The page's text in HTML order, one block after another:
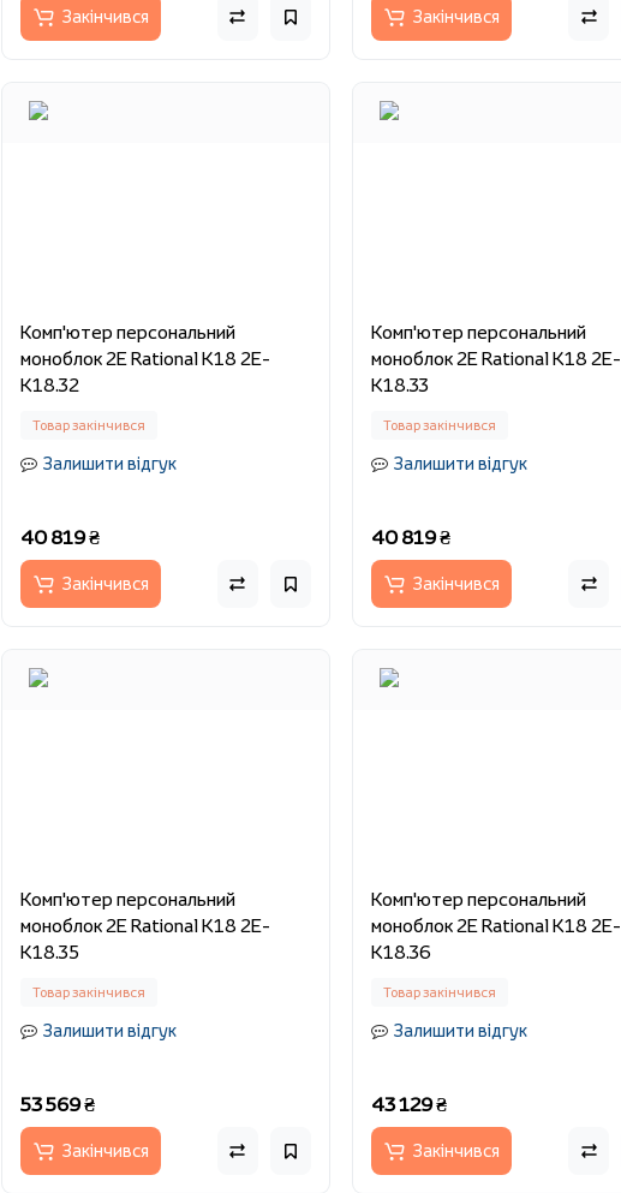
Закінчився Закінчився
Комп'ютер персональний
моноблок 2E Rational K18 2E-
K18.32
Товар закінчився
Залишити відгук
40 819 ₴
Закінчився
Комп'ютер персональний
моноблок 2E Rational K18 2E-
K18.33
Товар закінчився
Залишити відгук
40 819 ₴
Закінчився
Комп'ютер персональний
моноблок 2E Rational K18 2E-
K18.35
Товар закінчився
Залишити відгук
53 569 ₴
Закінчився
Комп'ютер персональний
моноблок 2E Rational K18 2E-
K18.36
Товар закінчився
Залишити відгук
43 129 ₴
Закінчився